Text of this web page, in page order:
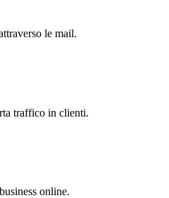
le mail.
traffico in clienti.
online.